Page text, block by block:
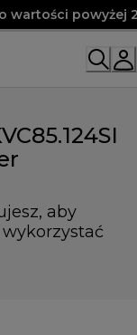
wartości powyżej
aby